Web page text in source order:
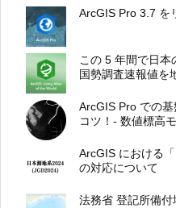
ArcGIS Pro 3.7 を
この 5 年間で日
国勢調査速報値を
ArcGIS Pro での
コツ！- 数値標高
ArcGIS における
の対応について
法務省 登記所備